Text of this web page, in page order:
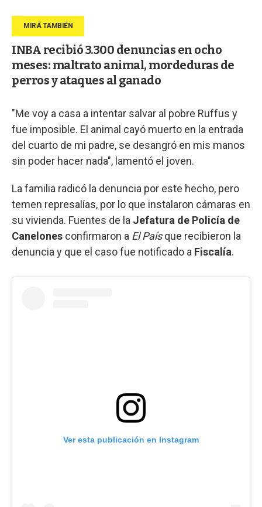
INBA recibió 3.300 denuncias en ocho
meses: maltrato animal, mordeduras de
perros y ataques al ganado
"Me voy a casa a intentar salvar al pobre Ruffus y
fue imposible. El animal cayó muerto en la entrada
del cuarto de mi padre, se desangró en mis manos
sin poder hacer nada", lamentó el joven.
La familia radicó la denuncia por este hecho, pero
temen represalías, por lo que instalaron cámaras en
su vivienda. Fuentes de la Jefatura de Policía de
Canelones confirmaron a El Paísque recibieron la
denuncia y que el caso fue notificado a Fiscalía.
Ver esta publicación en Instagram